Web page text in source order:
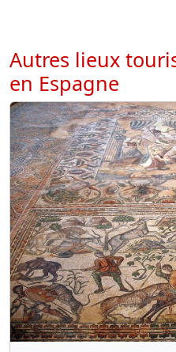
Autres lieux
en Espagne